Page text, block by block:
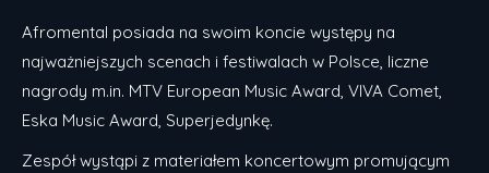
Afromental posiada na swoim koncie występy na
najważniejszych scenach i festiwalach w Polsce, liczne
nagrody m.in. MTV European Music Award, VIVA Comet,
Eska Music Award, Superjedynkę.
Zespół wystąpi z materiałem koncertowym promującym